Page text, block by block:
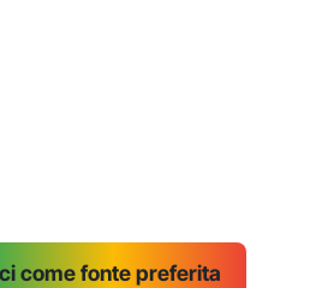
come fonte preferita